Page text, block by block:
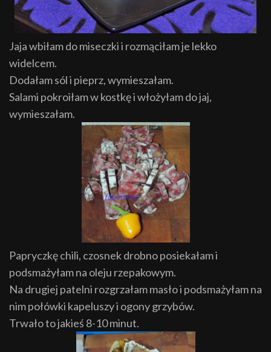
Jaja wbiłam do miseczki i rozmąciłam je lekko
widelcem.
Dodałam sól i pieprz, wymieszałam.
Salami pokroiłam w kostkę i włożyłam do jaj,
wymieszałam.
Papryczkę chili, czosnek drobno posiekałam i
podsmażyłam na oleju rzepakowym.
Na drugiej patelni rozgrzałam masło i podsmażyłam na
nim połówki kapeluszy i ogony grzybów.
Trwało to jakieś 8-10 minut.